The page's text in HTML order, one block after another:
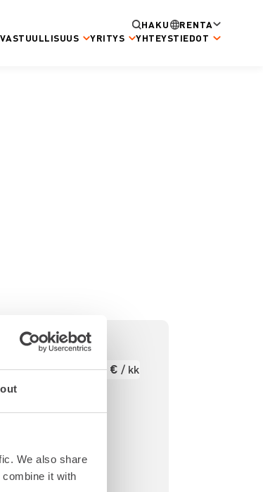
We also share
it with
HAKU
RENTA
VASTUULLISUUS YRITYS YHTEYSTIEDOT
771,75 € / kk
0 %